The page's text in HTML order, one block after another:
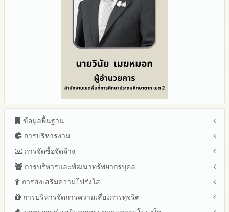
ข้อมูลพื้นฐาน
โครงสร้าง หน้าที่และอำนาจ
ข้อมูลผู้บริหาร
ข้อมูลการติดต่อและ ช่องทางการสอบถาม
นโยบายคุ้มครองข้อมูลส่วนบุคคล
ข่าวประชาสัมพันธ์
การบริหารงาน
แผนยุทธศาสตร์หรือแผนพัฒนาสำนักงานเขตพื้นที่การศึกษา
แผนและความก้าวหน้าในการดำเนินงานและการใช้งบประมาณ
ปีงบประมาณ 2569
ปีงบประมาณ 2568
การจัดซื้อจัดจ้าง
สรุปผลการจัดซื้อจัดจ้างหรือการจัดหาพัสดุรายเดือน ประจำ
ปีงบประมาณ พ.ศ.2569 (แบบ สขร.1)
เขตพื้นที่การศึกษา ประจำปีงบประมาณ พ.ศ. 2568
การบริหารและพัฒนาทรัพยากรบุคล
หลักเกณฑ์และแผนการบริหารและพัฒนาทรัพยากรบุคลล ประจำ
ปีงบประมาณ พ.ศ.2569
รายงานผลการบริหารและพัฒนาทรัพยากรบุคคลประจำ
การส่งเสริมความโปร่งใส
แนวปฏิบัติการจัดการเรื่องร้องเรียนการทุจริตและประพฤติมิชอบ
การบริหารจัดการความเสี่ยงการทุจริต